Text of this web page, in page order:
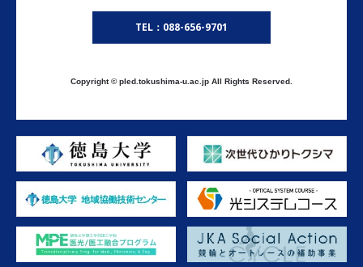
TEL：088-656-9701
Copyright © pled.tokushima-u.ac.jp All Rights Reserved.